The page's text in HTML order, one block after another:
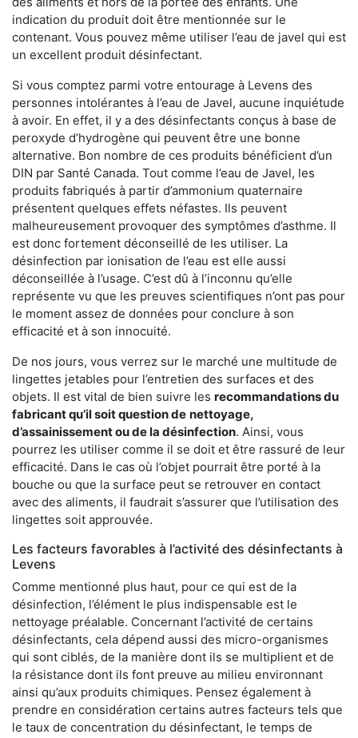
indication du produit doit être mentionnée sur le
contenant. Vous pouvez même utiliser l’eau de javel qui est
un excellent produit désinfectant.
Si vous comptez parmi votre entourage à Levens des
personnes intolérantes à l’eau de Javel, aucune inquiétude
à avoir. En effet, il y a des désinfectants conçus à base de
peroxyde d’hydrogène qui peuvent être une bonne
alternative. Bon nombre de ces produits bénéficient d’un
DIN par Santé Canada. Tout comme l’eau de Javel, les
produits fabriqués à partir d’ammonium quaternaire
présentent quelques effets néfastes. Ils peuvent
malheureusement provoquer des symptômes d’asthme. Il
est donc fortement déconseillé de les utiliser. La
désinfection par ionisation de l’eau est elle aussi
déconseillée à l’usage. C’est dû à l’inconnu qu’elle
représente vu que les preuves scientifiques n’ont pas pour
le moment assez de données pour conclure à son
efficacité et à son innocuité.
De nos jours, vous verrez sur le marché une multitude de
lingettes jetables pour l’entretien des surfaces et des
objets. Il est vital de bien suivre les recommandations du
fabricant qu’il soit question de nettoyage,
d’assainissement ou de la désinfection. Ainsi, vous
pourrez les utiliser comme il se doit et être rassuré de leur
efficacité. Dans le cas où l’objet pourrait être porté à la
bouche ou que la surface peut se retrouver en contact
avec des aliments, il faudrait s’assurer que l’utilisation des
lingettes soit approuvée.
Les facteurs favorables à l’activité des désinfectants à
Levens
Comme mentionné plus haut, pour ce qui est de la
désinfection, l’élément le plus indispensable est le
nettoyage préalable. Concernant l’activité de certains
désinfectants, cela dépend aussi des micro-organismes
qui sont ciblés, de la manière dont ils se multiplient et de
la résistance dont ils font preuve au milieu environnant
ainsi qu’aux produits chimiques. Pensez également à
prendre en considération certains autres facteurs tels que
le taux de concentration du désinfectant, le temps de